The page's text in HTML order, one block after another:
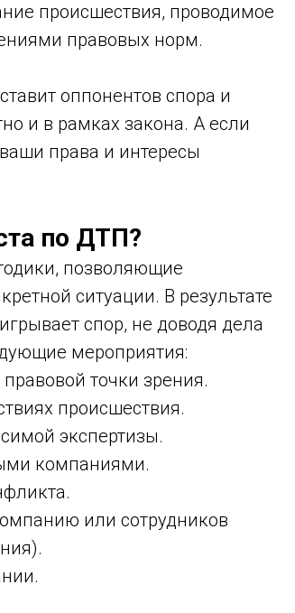
происшествия, проводимое
правовых норм.
оппонентов спора и
и в рамках закона. А если
права и интересы
по ДТП?
позволяющие
ситуации. В результате
спор, не доводя дела
мероприятия:
точки зрения.
происшествия.
экспертизы.
компаниями.
или сотрудников